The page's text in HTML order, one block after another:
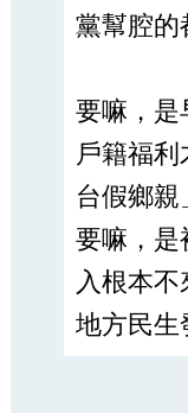
黨幫腔
要嘛，是
戶籍福
台假鄉親
要嘛，
入根本
地方民生